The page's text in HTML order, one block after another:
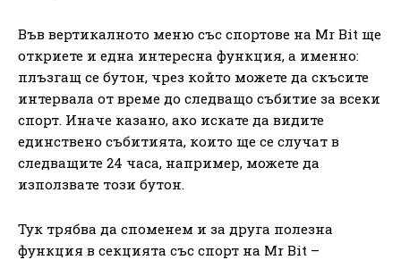
Във вертикалното меню със спортове на Mr Bit ще
откриете и една интересна функция, а именно:
плъзгащ се бутон, чрез който можете да скъсите
интервала от време до следващо събитие за всеки
спорт. Иначе казано, ако искате да видите
единствено събитията, които ще се случат в
следващите 24 часа, например, можете да
използвате този бутон.
Тук трябва да споменем и за друга полезна
функция в секцията със спорт на Mr Bit –